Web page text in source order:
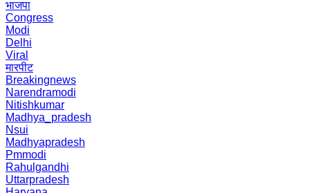
भाजपा
Congress
Modi
Delhi
Viral
मारपीट
Breakingnews
Narendramodi
Nitishkumar
Madhya_pradesh
Nsui
Madhyapradesh
Pmmodi
Rahulgandhi
Uttarpradesh